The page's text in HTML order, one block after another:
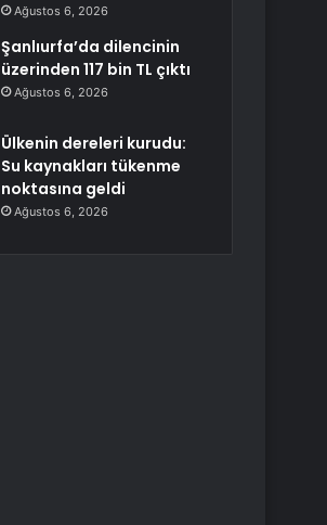
Ağustos 6, 2026
Şanlıurfa’da dilencinin
üzerinden 117 bin TL çıktı
Ağustos 6, 2026
Ülkenin dereleri kurudu:
Su kaynakları tükenme
noktasına geldi
Ağustos 6, 2026